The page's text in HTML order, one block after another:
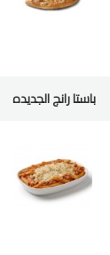
باستا رانج الجديده